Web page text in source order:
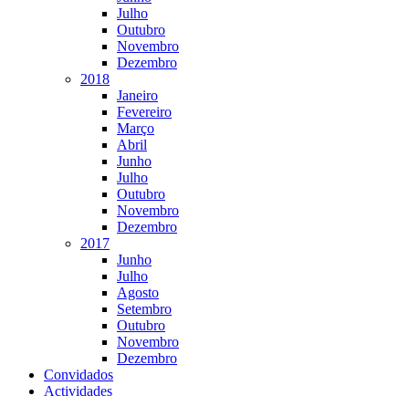
Julho
Outubro
Novembro
Dezembro
2018
Janeiro
Fevereiro
Março
Abril
Junho
Julho
Outubro
Novembro
Dezembro
2017
Junho
Julho
Agosto
Setembro
Outubro
Novembro
Dezembro
Convidados
Actividades